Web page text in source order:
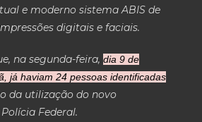
e moderno sistema ABIS de
digitais e faciais.
na segunda-feira,dia 9 de
já haviam 24 pessoas identificadas
da utilização do novo
Federal.